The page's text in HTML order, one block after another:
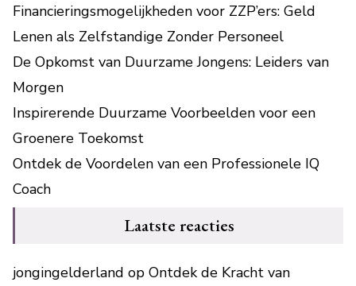
Financieringsmogelijkheden voor ZZP’ers: Geld
Lenen als Zelfstandige Zonder Personeel
De Opkomst van Duurzame Jongens: Leiders van
Morgen
Inspirerende Duurzame Voorbeelden voor een
Groenere Toekomst
Ontdek de Voordelen van een Professionele IQ
Coach
Laatste reacties
jongingelderland op Ontdek de Kracht van